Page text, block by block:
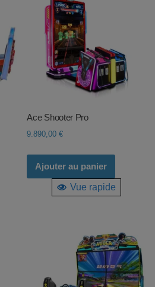
Ace Shooter Pro
9.890,00€
Ajouter au panier
Vue rapide